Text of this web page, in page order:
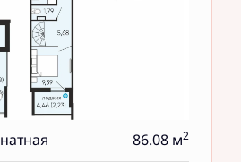
86.08 м2